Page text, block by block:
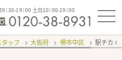
9：30-19：00 土日10：00-19：00
ッフ 大阪府 堺市中区 駅チカ